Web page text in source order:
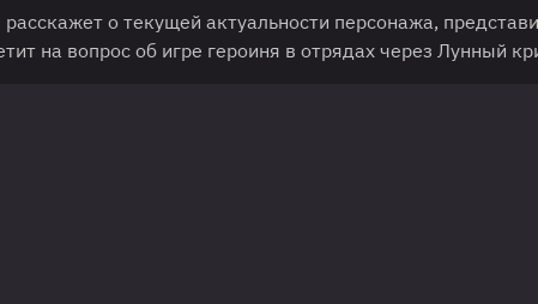
о текущей актуальности персонажа,
на вопрос об игре героиня в отрядах через Лунный